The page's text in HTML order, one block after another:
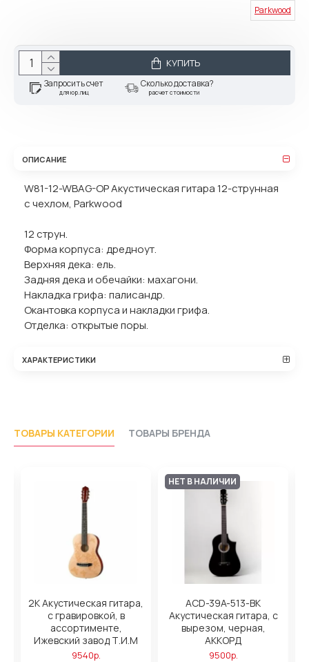
Parkwood
КУПИТЬ
Запросить счет
для юр.лиц
Сколько доставка?
расчет стоимости
ОПИСАНИЕ
W81-12-WBAG-OP Акустическая гитара 12-струнная
с чехлом, Parkwood
12 струн.
Форма корпуса: дредноут.
Верхняя дека: ель.
Задняя дека и обечайки: махагони.
Накладка грифа: палисандр.
Окантовка корпуса и накладки грифа.
Отделка: открытые поры.
ХАРАКТЕРИСТИКИ
ТОВАРЫ КАТЕГОРИИ ТОВАРЫ БРЕНДА
2K Акустическая гитара,
с гравировкой, в
ассортименте,
Ижевский завод Т.И.М
9540р.
НЕТ В НАЛИЧИИ
ACD-39A-513-BK
Акустическая гитара, с
вырезом, черная,
АККОРД
9500р.